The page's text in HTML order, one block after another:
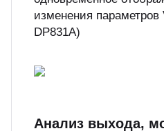
изменения
DP831A)
Анализ выхода,